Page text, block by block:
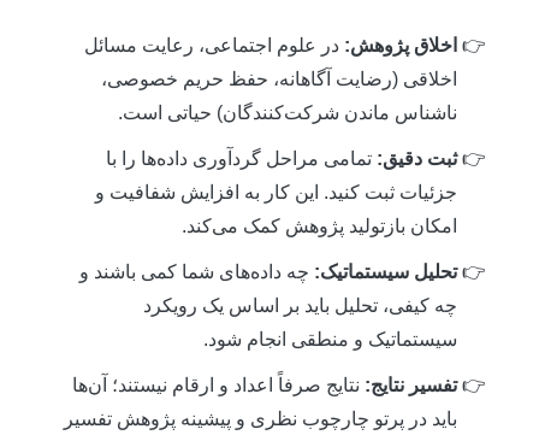
اخلاق پژوهش:در علوم اجتماعی، رعایت مسائل
اخلاقی (رضایت آگاهانه، حفظ حریم خصوصی،
ناشناس ماندن شرکت‌کنندگان) حیاتی است.
ثبت دقیق:تمامی مراحل گردآوری داده‌ها را با
جزئیات ثبت کنید. این کار به افزایش شفافیت و
امکان بازتولید پژوهش کمک می‌کند.
تحلیل سیستماتیک:چه داده‌های شما کمی باشند و
چه کیفی، تحلیل باید بر اساس یک رویکرد
سیستماتیک و منطقی انجام شود.
تفسیر نتایج:نتایج صرفاً اعداد و ارقام نیستند؛ آن‌ها
باید در پرتو چارچوب نظری و پیشینه پژوهش تفسیر